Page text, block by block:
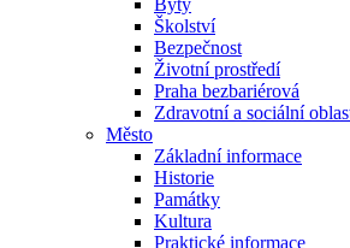
Byty
Školství
Bezpečnost
Životní prostředí
Praha bezbariérová
Zdravotní a sociální
Město
Základní informace
Historie
Památky
Kultura
Praktické informace